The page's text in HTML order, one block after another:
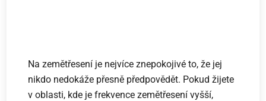
Na zemětřesení je nejvíce znepokojivé to, že jej
nikdo nedokáže přesně předpovědět. Pokud žijete
v oblasti, kde je frekvence zemětřesení vyšší,